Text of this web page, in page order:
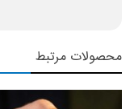
محصولات مرتبط